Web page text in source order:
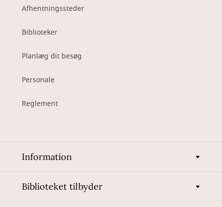
Afhentningssteder
Biblioteker
Planlæg dit besøg
Personale
Reglement
Information
Biblioteket tilbyder